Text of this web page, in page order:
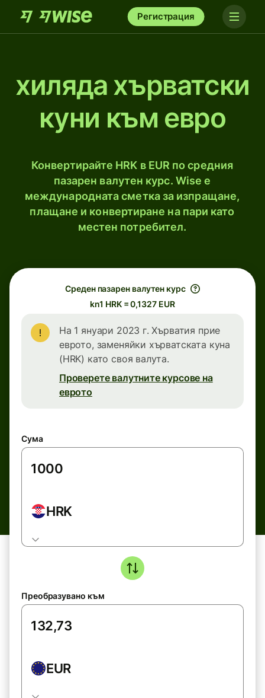
Регистрация
хиляда хърватски
куни към евро
Конвертирайте HRK в EUR по средния
пазарен валутен курс. Wise е
международната сметка за изпращане,
плащане и конвертиране на пари като
местен потребител.
Среден пазарен валутен курс
kn1 HRK = 0,1327 EUR
На 1 януари 2023 г. Хърватия прие
еврото, заменяйки хърватската куна
(HRK) като своя валута.
Проверете валутните курсове на
еврото
Сума
HRK
Преобразувано към
EUR